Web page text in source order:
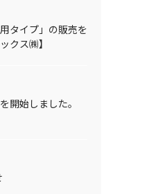
タイプ」の販売を
クス㈱】
開始しました。